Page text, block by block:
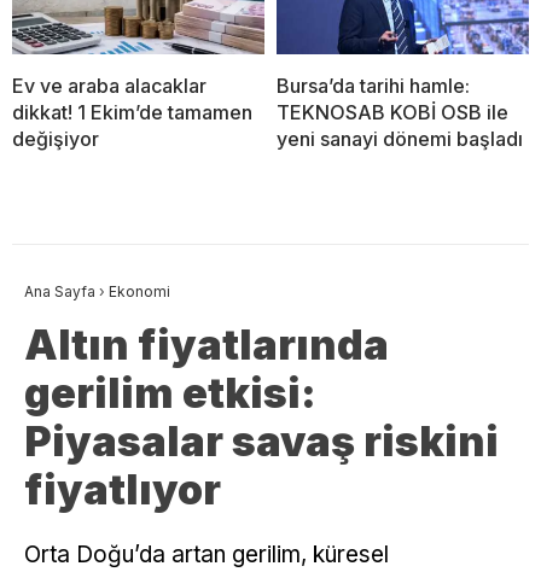
Ev ve araba alacaklar
dikkat! 1 Ekim’de tamamen
değişiyor
Bursa’da tarihi hamle:
TEKNOSAB KOBİ OSB ile
yeni sanayi dönemi başladı
Ana Sayfa › Ekonomi
Altın fiyatlarında
gerilim etkisi:
Piyasalar savaş riskini
fiyatlıyor
Orta Doğu’da artan gerilim, küresel